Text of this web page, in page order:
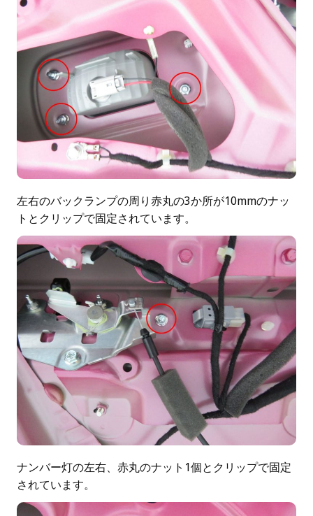
左右のバックランプの周り赤丸の3か所が10mmのナッ
トとクリップで固定されています。
ナンバー灯の左右、赤丸のナット1個とクリップで固定
されています。